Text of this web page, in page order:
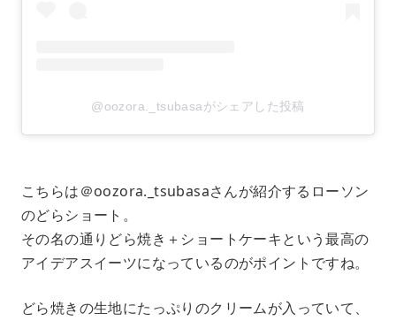
@oozora._tsubasaがシェアした投稿
こちらは＠oozora._tsubasaさんが紹介するローソン
のどらショート。
その名の通りどら焼き＋ショートケーキという最高の
アイデアスイーツになっているのがポイントですね。
どら焼きの生地にたっぷりのクリームが入っていて、